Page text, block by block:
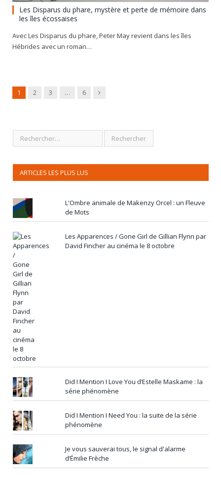
Les Disparus du phare, mystère et perte de mémoire dans
les îles écossaises
Avec Les Disparus du phare, Peter May revient dans les îles
Hébrides avec un roman…
1 2 3 … 6 Next
ARTICLES LES PLUS LUS
L'Ombre animale de Makenzy Orcel : un Fleuve
de Mots
Les Apparences / Gone Girl de Gillian Flynn par
David Fincher au cinéma le 8 octobre
Did I Mention I Love You d’Estelle Maskame : la
série phénomène
Did I Mention I Need You : la suite de la série
phénomène
Je vous sauverai tous, le signal d'alarme
d’Émilie Frèche